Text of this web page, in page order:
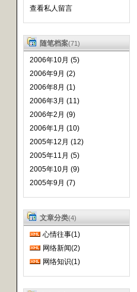
查看私人留言
随笔档案(71)
2006年10月 (5)
2006年9月 (2)
2006年8月 (1)
2006年3月 (11)
2006年2月 (9)
2006年1月 (10)
2005年12月 (12)
2005年11月 (5)
2005年10月 (9)
2005年9月 (7)
文章分类(4)
心情往事(1)
网络新闻(2)
网络知识(1)